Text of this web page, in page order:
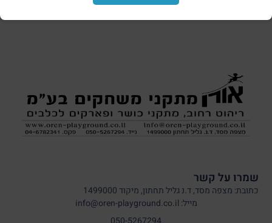
שמרו על קשר
כתובת: מצפה מסד, ד.נ גליל תחתון, מיקוד 1499000
מייל: info@oren-playground.co.il